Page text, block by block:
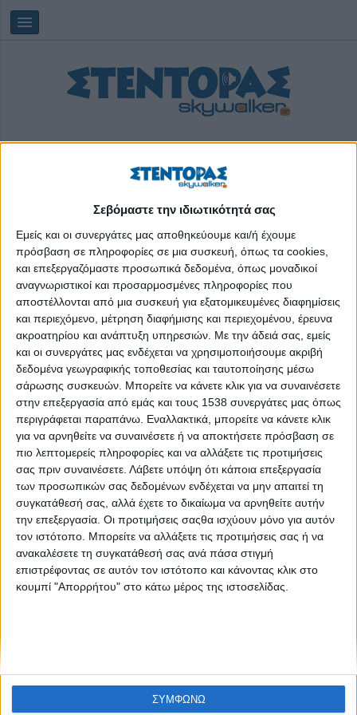
Σεβόμαστε την ιδιωτικότητά σας
Εμείς και οι συνεργάτες μας αποθηκεύουμε και/ή έχουμε
πρόσβαση σε πληροφορίες σε μια συσκευή, όπως τα cookies,
και επεξεργαζόμαστε προσωπικά δεδομένα, όπως μοναδικοί
αναγνωριστικοί και προσαρμοσμένες πληροφορίες που
αποστέλλονται από μια συσκευή για εξατομικευμένες διαφημίσεις
και περιεχόμενο, μέτρηση διαφήμισης και περιεχομένου, έρευνα
ακροατηρίου και ανάπτυξη υπηρεσιών. Με την άδειά σας, εμείς
και οι συνεργάτες μας ενδέχεται να χρησιμοποιήσουμε ακριβή
δεδομένα γεωγραφικής τοποθεσίας και ταυτοποίησης μέσω
σάρωσης συσκευών. Μπορείτε να κάνετε κλικ για να συναινέσετε
στην επεξεργασία από εμάς και τους 1538 συνεργάτες μας όπως
περιγράφεται παραπάνω. Εναλλακτικά, μπορείτε να κάνετε κλικ
για να αρνηθείτε να συναινέσετε ή να αποκτήσετε πρόσβαση σε
πιο λεπτομερείς πληροφορίες και να αλλάξετε τις προτιμήσεις
σας πριν συναινέσετε. Λάβετε υπόψη ότι κάποια επεξεργασία
των προσωπικών σας δεδομένων ενδέχεται να μην απαιτεί τη
συγκατάθεσή σας, αλλά έχετε το δικαίωμα να αρνηθείτε αυτήν
την επεξεργασία. Οι προτιμήσεις σαςθα ισχύουν μόνο για αυτόν
τον ιστότοπο. Μπορείτε να αλλάξετε τις προτιμήσεις σας ή να
ανακαλέσετε τη συγκατάθεσή σας ανά πάσα στιγμή
επιστρέφοντας σε αυτόν τον ιστότοπο και κάνοντας κλικ στο
κουμπί "Απορρήτου" στο κάτω μέρος της ιστοσελίδας.
ΣΥΜΦΩΝΩ
Saturday, 08/08/202609:57:14
covi
Εξετάζεται το "άνοιγμα" και άλλων δραστηριοτήτων
None feed
CONNECT